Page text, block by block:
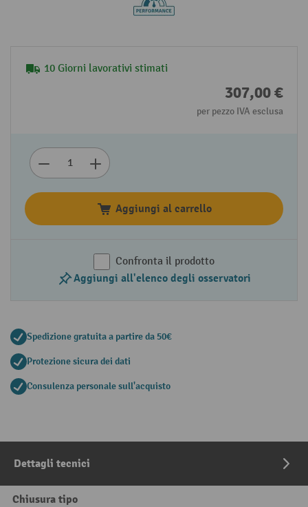
10 Giorni lavorativi stimati
307,00 €
per pezzo IVA esclusa
Aggiungi al carrello
Confronta il prodotto
Aggiungi all'elenco degli osservatori
Spedizione gratuita a partire da 50€
Protezione sicura dei dati
Consulenza personale sull'acquisto
Dettagli tecnici
Chiusura tipo